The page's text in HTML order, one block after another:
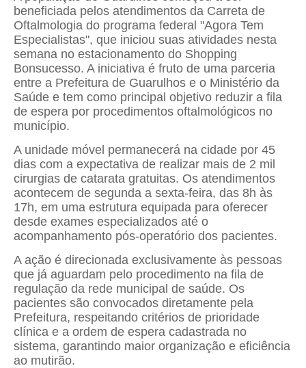
beneficiada pelos atendimentos da Carreta de
Oftalmologia do programa federal "Agora Tem
Especialistas", que iniciou suas atividades nesta
semana no estacionamento do Shopping
Bonsucesso. A iniciativa é fruto de uma parceria
entre a Prefeitura de Guarulhos e o Ministério da
Saúde e tem como principal objetivo reduzir a fila
de espera por procedimentos oftalmológicos no
município.
A unidade móvel permanecerá na cidade por 45
dias com a expectativa de realizar mais de 2 mil
cirurgias de catarata gratuitas. Os atendimentos
acontecem de segunda a sexta-feira, das 8h às
17h, em uma estrutura equipada para oferecer
desde exames especializados até o
acompanhamento pós-operatório dos pacientes.
A ação é direcionada exclusivamente às pessoas
que já aguardam pelo procedimento na fila de
regulação da rede municipal de saúde. Os
pacientes são convocados diretamente pela
Prefeitura, respeitando critérios de prioridade
clínica e a ordem de espera cadastrada no
sistema, garantindo maior organização e eficiência
ao mutirão.